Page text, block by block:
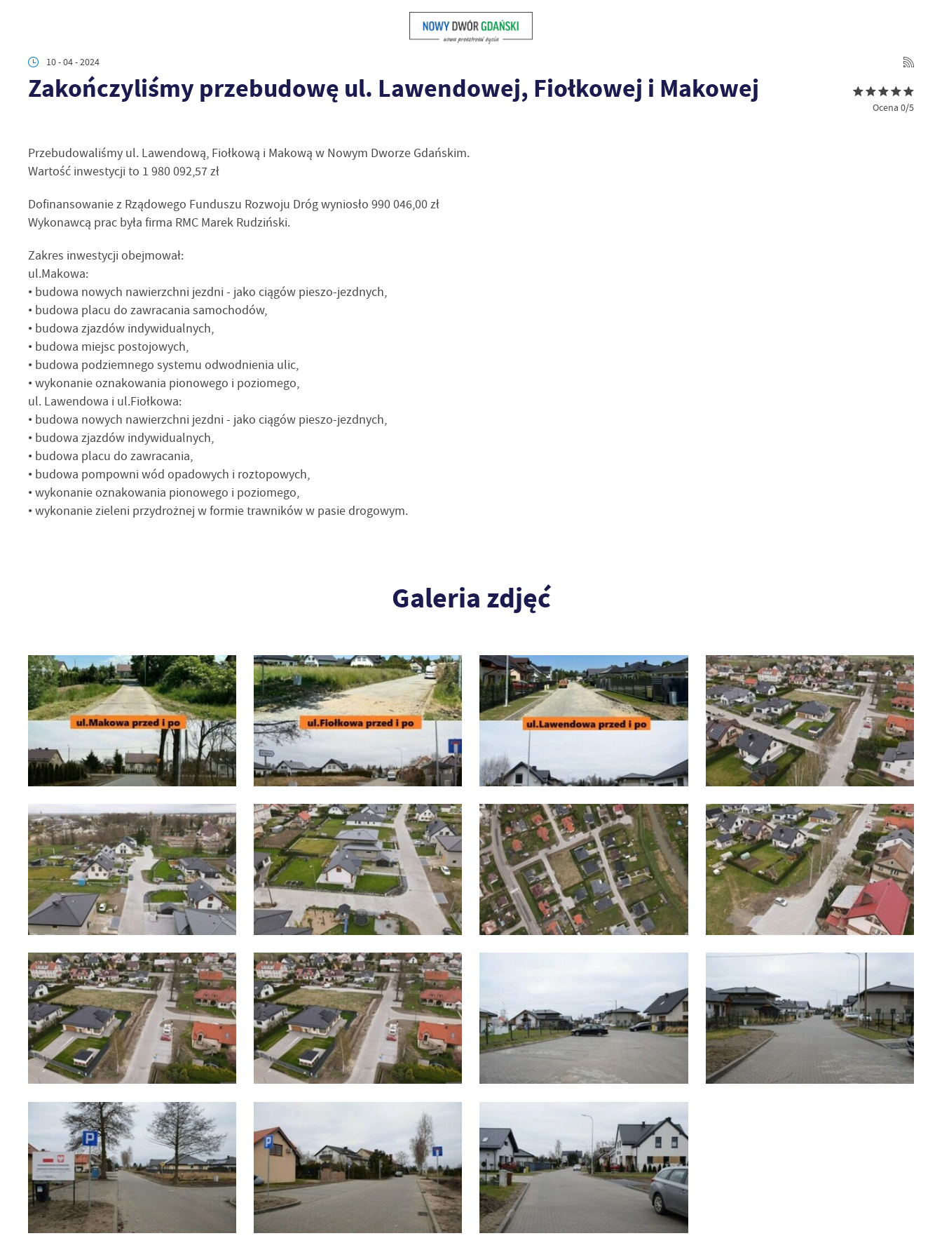
10 - 04 - 2024
Zakończyliśmy przebudowę ul. Lawendowej, Fiołkowej i Makowej
Ocena 0/5
Przebudowaliśmy ul. Lawendową, Fiołkową i Makową w Nowym Dworze Gdańskim.
Wartość inwestycji to 1 980 092,57 zł
Dofinansowanie z Rządowego Funduszu Rozwoju Dróg wyniosło 990 046,00 zł
Wykonawcą prac była firma RMC Marek Rudziński.
Zakres inwestycji obejmował:
ul.Makowa:
• budowa nowych nawierzchni jezdni - jako ciągów pieszo-jezdnych,
• budowa placu do zawracania samochodów,
• budowa zjazdów indywidualnych,
• budowa miejsc postojowych,
• budowa podziemnego systemu odwodnienia ulic,
• wykonanie oznakowania pionowego i poziomego,
ul. Lawendowa i ul.Fiołkowa:
• budowa nowych nawierzchni jezdni - jako ciągów pieszo-jezdnych,
• budowa zjazdów indywidualnych,
• budowa placu do zawracania,
• budowa pompowni wód opadowych i roztopowych,
• wykonanie oznakowania pionowego i poziomego,
• wykonanie zieleni przydrożnej w formie trawników w pasie drogowym.
Galeria zdjęć